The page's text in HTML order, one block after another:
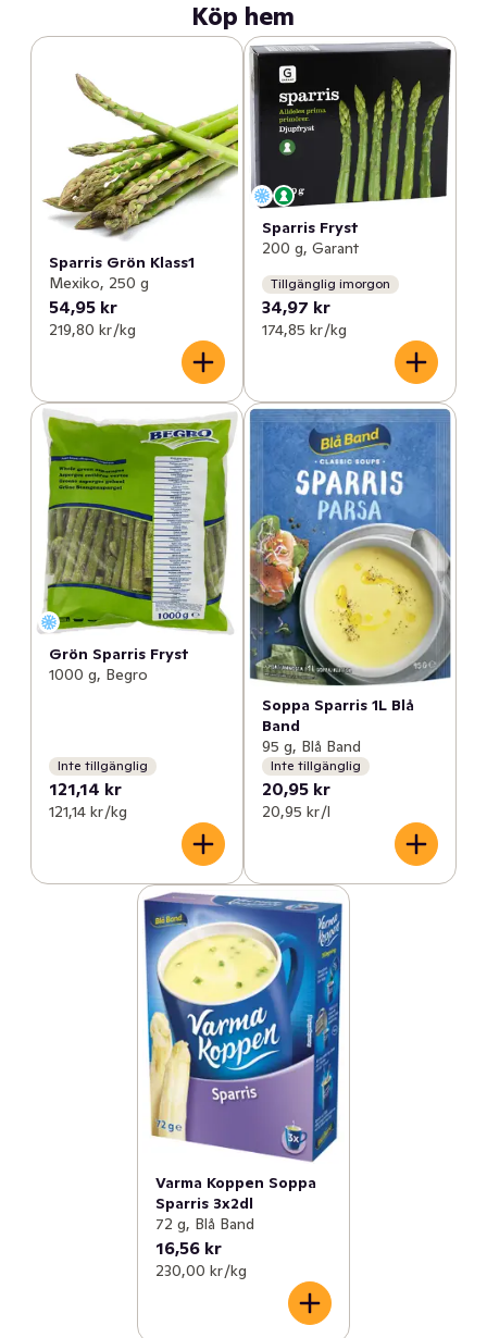
Köp hem
Sparris Grön Klass1
Mexiko, 250 g
54,95 kr
219,80 kr /kg
Sparris Fryst
200 g, Garant
Tillgänglig imorgon
34,97 kr
174,85 kr /kg
Grön Sparris Fryst
1000 g, Begro
Inte tillgänglig
121,14 kr
121,14 kr /kg
Soppa Sparris 1L Blå
Band
95 g, Blå Band
Inte tillgänglig
20,95 kr
20,95 kr /l
Varma Koppen Soppa
Sparris 3x2dl
72 g, Blå Band
16,56 kr
230,00 kr /kg